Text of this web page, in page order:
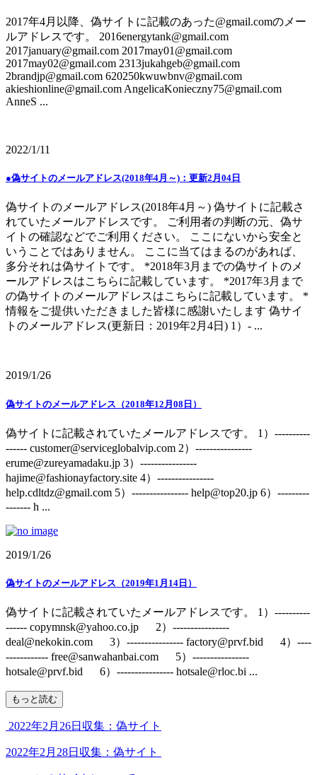
2017年4月以降、偽サイトに記載のあった@gmail.comのメー
ルアドレスです。 2016energytank@gmail.com
2017january@gmail.com 2017may01@gmail.com
2017may02@gmail.com 2313jukahgeb@gmail.com
2brandjp@gmail.com 620250kwuwbnv@gmail.com
akieshionline@gmail.com AngelicaKonieczny75@gmail.com
AnneS ...
2022/1/11
●偽サイトのメールアドレス(2018年4月～)：更新2月04日
偽サイトのメールアドレス(2018年4月～) 偽サイトに記載さ
れていたメールアドレスです。 ご利用者の判断の元、偽サ
イトの確認などでご利用ください。 ここにないから安全と
いうことではありません。 ここに当てはまるのがあれば、
多分それは偽サイトです。 *2018年3月までの偽サイトのメ
ールアドレスはこちらに記載しています。 *2017年3月まで
の偽サイトのメールアドレスはこちらに記載しています。 *
情報をご提供いただきました皆様に感謝いたします 偽サイ
トのメールアドレス(更新日：2019年2月4日) 1）- ...
2019/1/26
偽サイトのメールアドレス（2018年12月08日）
偽サイトに記載されていたメールアドレスです。 1）----------
------ customer@serviceglobalvip.com 2）----------------
erume@zureyamadaku.jp 3）----------------
hajime@fashionayfactory.site 4）----------------
help.cdltdz@gmail.com 5）---------------- help@top20.jp 6）---------
------- h ...
2019/1/26
偽サイトのメールアドレス（2019年1月14日）
偽サイトに記載されていたメールアドレスです。 1）----------
------ copymnsk@yahoo.co.jp 2）----------------
deal@nekokin.com 3）---------------- factory@prvf.bid 4）----
------------ free@sanwahanbai.com 5）----------------
hotsale@prvf.bid 6）---------------- hotsale@rloc.bi ...
もっと読む
2022年2月26日収集：偽サイト
2022年2月28日収集：偽サイト